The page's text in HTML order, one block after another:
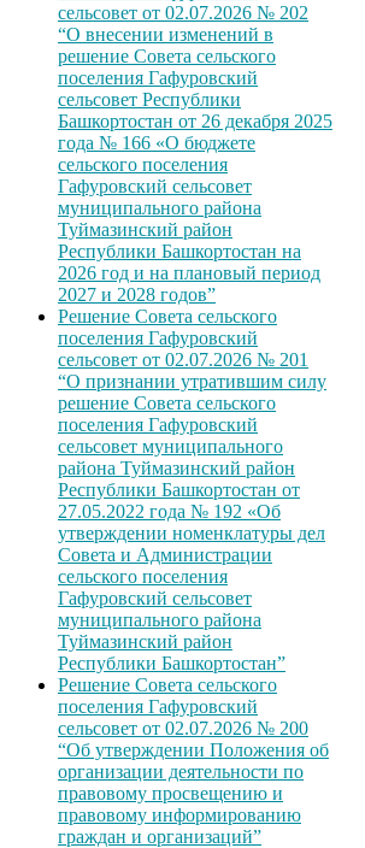
сельсовет от 02.07.2026 № 202
“О внесении изменений в
решение Совета сельского
поселения Гафуровский
сельсовет Республики
Башкортостан от 26 декабря 2025
года № 166 «О бюджете
сельского поселения
Гафуровский сельсовет
муниципального района
Туймазинский район
Республики Башкортостан на
2026 год и на плановый период
2027 и 2028 годов”
Решение Совета сельского
поселения Гафуровский
сельсовет от 02.07.2026 № 201
“О признании утратившим силу
решение Совета сельского
поселения Гафуровский
сельсовет муниципального
района Туймазинский район
Республики Башкортостан от
27.05.2022 года № 192 «Об
утверждении номенклатуры дел
Совета и Администрации
сельского поселения
Гафуровский сельсовет
муниципального района
Туймазинский район
Республики Башкортостан”
Решение Совета сельского
поселения Гафуровский
сельсовет от 02.07.2026 № 200
“Об утверждении Положения об
организации деятельности по
правовому просвещению и
правовому информированию
граждан и организаций”